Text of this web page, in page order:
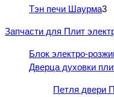
Тэн печи Шаурма3
Запчасти для Плит
Блок электро-
Дверца духовки
Петля двери